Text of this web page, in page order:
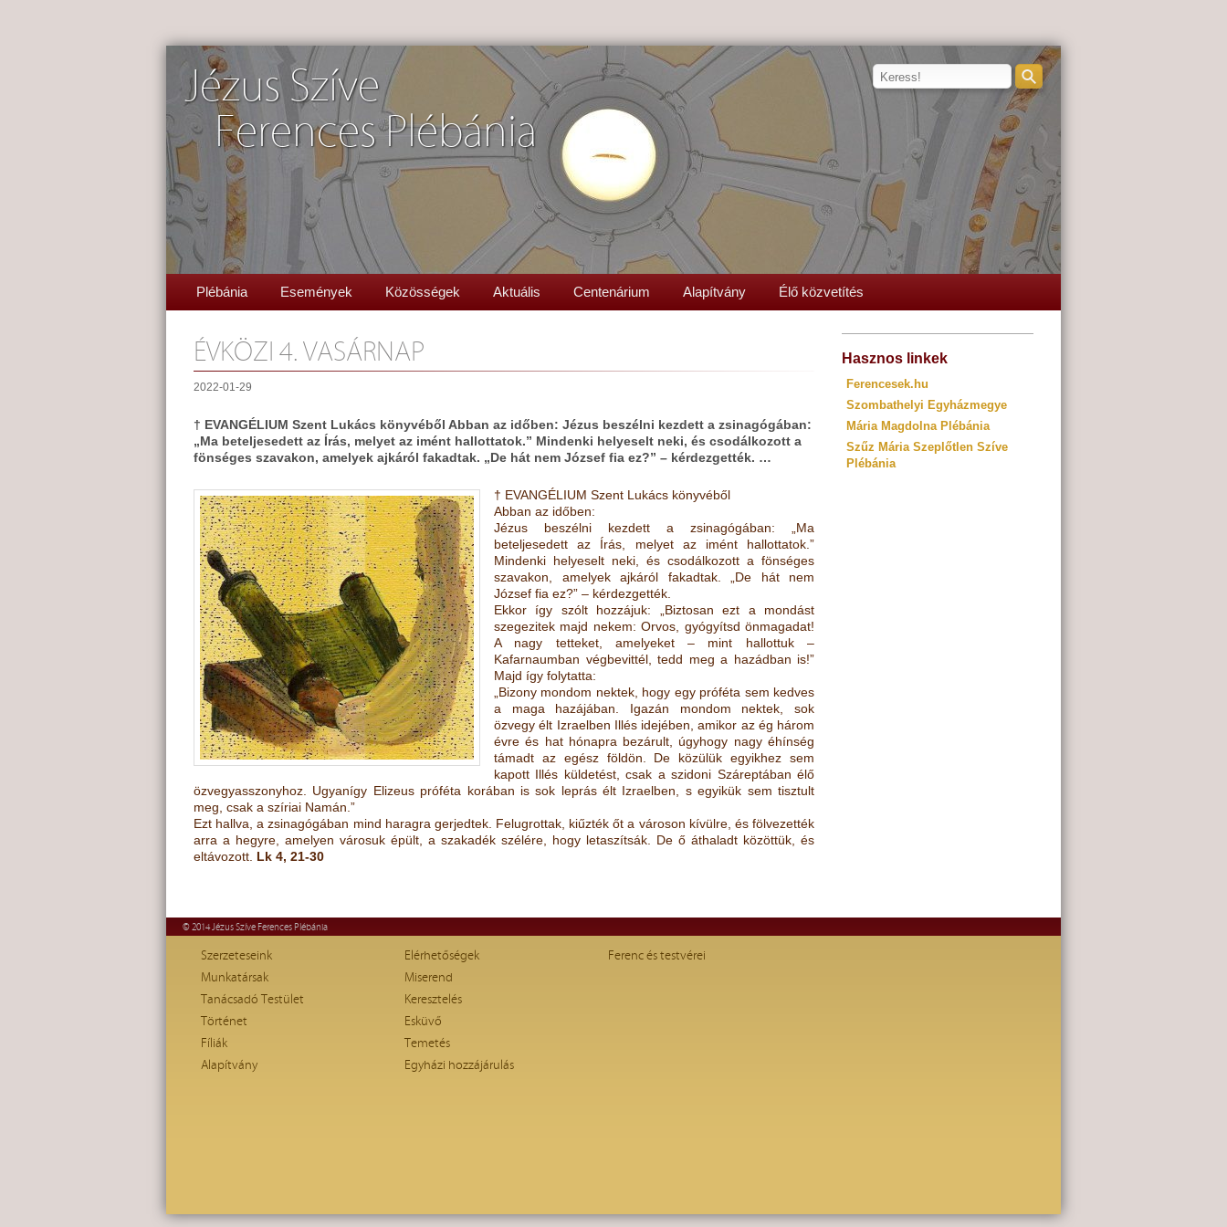
Jézus Szíve
Ferences Plébánia
Plébánia Események Közösségek Aktuális Centenárium Alapítvány Élő közvetítés
ÉVKÖZI 4. VASÁRNAP
2022-01-29
† EVANGÉLIUM Szent Lukács könyvéből Abban az időben: Jézus beszélni kezdett a zsinagógában:
„Ma beteljesedett az Írás, melyet az imént hallottatok.” Mindenki helyeselt neki, és csodálkozott a
fönséges szavakon, amelyek ajkáról fakadtak. „De hát nem József fia ez?” – kérdezgették. …
† EVANGÉLIUM Szent Lukács könyvéből
Abban az időben:
Jézus beszélni kezdett a zsinagógában: „Ma
beteljesedett az Írás, melyet az imént hallottatok.”
Mindenki helyeselt neki, és csodálkozott a fönséges
szavakon, amelyek ajkáról fakadtak. „De hát nem
József fia ez?” – kérdezgették.
Ekkor így szólt hozzájuk: „Biztosan ezt a mondást
szegezitek majd nekem: Orvos, gyógyítsd önmagadat!
A nagy tetteket, amelyeket – mint hallottuk –
Kafarnaumban végbevittél, tedd meg a hazádban is!”
Majd így folytatta:
„Bizony mondom nektek, hogy egy próféta sem kedves
a maga hazájában. Igazán mondom nektek, sok
özvegy élt Izraelben Illés idejében, amikor az ég három
évre és hat hónapra bezárult, úgyhogy nagy éhínség
támadt az egész földön. De közülük egyikhez sem
kapott Illés küldetést, csak a szidoni Száreptában élő
özvegyasszonyhoz. Ugyanígy Elizeus próféta korában is sok leprás élt Izraelben, s egyikük sem tisztult
meg, csak a szíriai Namán.”
Ezt hallva, a zsinagógában mind haragra gerjedtek. Felugrottak, kiűzték őt a városon kívülre, és fölvezették
arra a hegyre, amelyen városuk épült, a szakadék szélére, hogy letaszítsák. De ő áthaladt közöttük, és
eltávozott. Lk 4, 21-30
Hasznos linkek
Ferencesek.hu
Szombathelyi Egyházmegye
Mária Magdolna Plébánia
Szűz Mária Szeplőtlen Szíve
Plébánia
© 2014 Jézus Szíve Ferences Plébánia
Szerzeteseink
Munkatársak
Tanácsadó Testület
Történet
Fíliák
Alapítvány
Elérhetőségek
Miserend
Keresztelés
Esküvő
Temetés
Egyházi hozzájárulás
Ferenc és testvérei